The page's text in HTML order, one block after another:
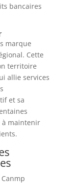
bancaires
marque
Cette
territoire
allie services
et sa
à maintenir